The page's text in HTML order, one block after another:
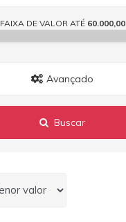
FAIXA DE VALOR ATÉ 60.000,00
Avançado
Buscar